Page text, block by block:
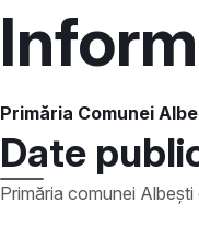
Primăria Comunei
Date
Primăria comunei